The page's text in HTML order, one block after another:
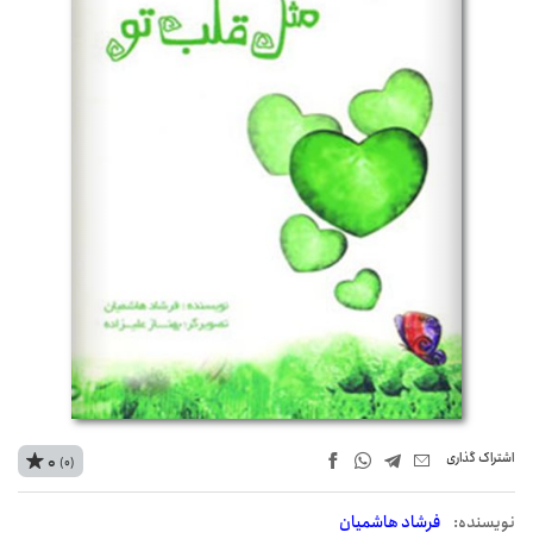
اشتراک‌ گذاری
نويسنده: فرشاد هاشمیان
0 (0)